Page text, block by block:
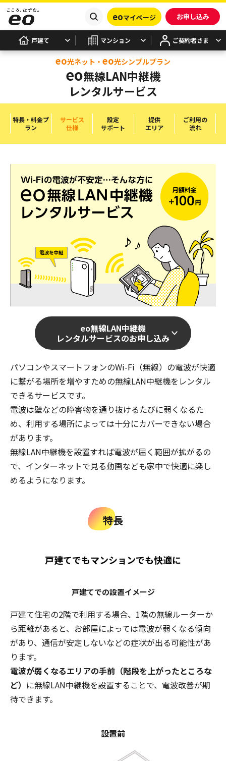
eoマイページ お申し込み
戸建て マンション ご契約者さま
eo光ネット・ eo光シンプルプラン
eo無線LAN中継機
レンタルサービス
特長・料金プ
ラン
サービス
仕様
設定
サポート
提供
エリア
ご利用の
流れ
eo無線LAN中継機
レンタルサービスのお申し込み
パソコンやスマートフォンのWi-Fi（無線）の電波が快適
に繋がる場所を増やすための無線LAN中継機をレンタル
できるサービスです。
電波は壁などの障害物を通り抜けるたびに弱くなるた
め、利用する場所によっては十分にカバーできない場合
があります。
無線LAN中継機を設置すれば電波が届く範囲が拡がるの
で、インターネットで見る動画なども家中で快適に楽し
めるようになります。
特長
戸建てでもマンションでも快適に
戸建てでの設置イメージ
戸建て住宅の2階で利用する場合、1階の無線ルーターか
ら距離があると、お部屋によっては電波が弱くなる傾向
があり、通信が安定しないなどの症状が出る可能性があ
ります。
電波が弱くなるエリアの手前（階段を上がったところな
ど） に無線LAN中継機を設置することで、電波改善が期
待できます。
設置前